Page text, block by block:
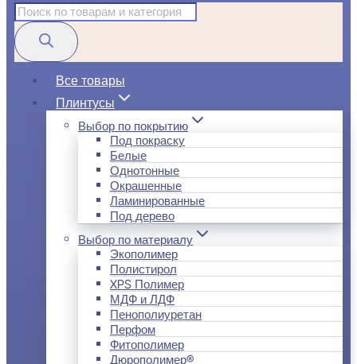
Поиск
товаров
Все товары
Плинтусы
Выбор по покрытию
Под покраску
Белые
Однотонные
Окрашенные
Ламинированные
Под дерево
Выбор по материалу
Экополимер
Полистирол
XPS Полимер
МДФ и ЛДФ
Пенополиуретан
Перфом
Фитополимер
Дюрополимер®